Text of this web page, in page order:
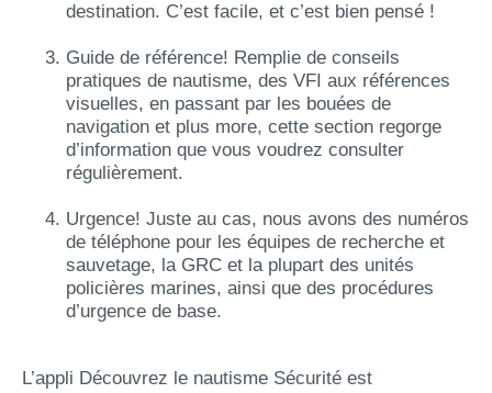
destination. C’est facile, et c’est bien pensé !
Guide de référence! Remplie de conseils
pratiques de nautisme, des VFI aux références
visuelles, en passant par les bouées de
navigation et plus more, cette section regorge
d’information que vous voudrez consulter
régulièrement.
Urgence! Juste au cas, nous avons des numéros
de téléphone pour les équipes de recherche et
sauvetage, la GRC et la plupart des unités
policières marines, ainsi que des procédures
d’urgence de base.
L’appli Découvrez le nautisme Sécurité est